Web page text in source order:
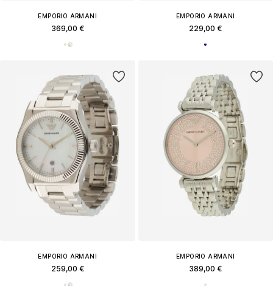
EMPORIO ARMANI
369,00 €
EMPORIO ARMANI
229,00 €
EMPORIO ARMANI
259,00 €
EMPORIO ARMANI
389,00 €